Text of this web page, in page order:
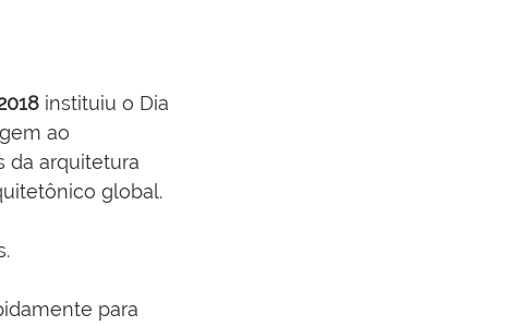
instituiu o Dia
ao
da arquitetura
global.
para